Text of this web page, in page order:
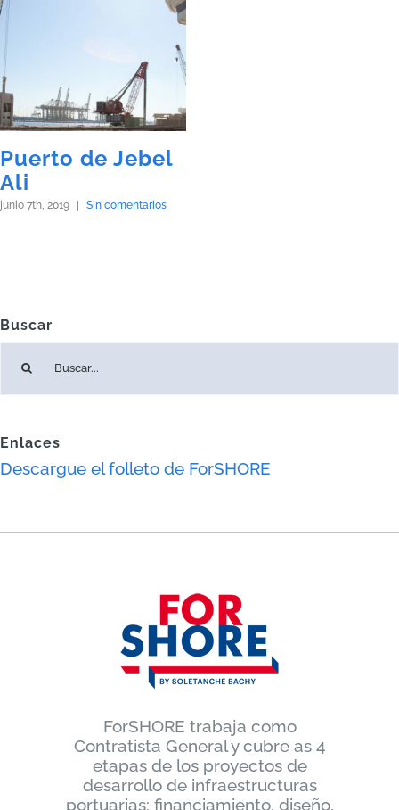
Puerto de Jebel
Ali
junio 7th, 2019 Sin comentarios
Buscar
Enlaces
Descargue el folleto de ForSHORE
ForSHORE trabaja como
Contratista General y cubre as 4
etapas de los proyectos de
desarrollo de infraestructuras
portuarias: financiamiento, diseño,